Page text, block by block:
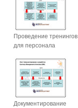
Проведение тренингов
для персонала
Документирование